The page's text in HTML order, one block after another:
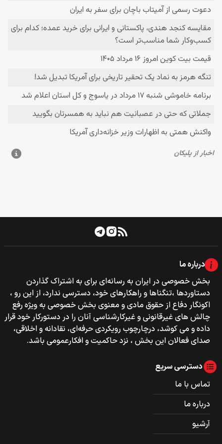
درباره ما
بخش خصوصی‌‌ در ایران به رسانه‌ای برای به اشتراک گذاردن
دستاوردها ،تنگناها و راهکارهای خود، دسترسی ندارد، از این رو ،
اکونگار دفاع از حقوق مادی و معنوی بخش خصوصی به ویژه رفع
چالش های غیرقانونی و غیرکارشناسی آنان را در دستورکار خود قرار
داده و می کوشد، درچارچوب رویکردی حرفه‌ای، نقادانه و اخلاقی،
صدای فعالان این بخش ، نزد حاکمیت و افکارعمومی باشد.
دسترسی سریع
تماس با ما
درباره ما
آرشیو